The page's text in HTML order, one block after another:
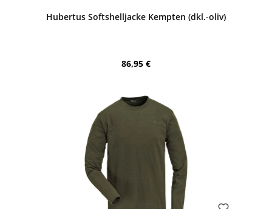
Hubertus Softshelljacke Kempten (dkl.-oliv)
Regulärer Preis:
86,95 €